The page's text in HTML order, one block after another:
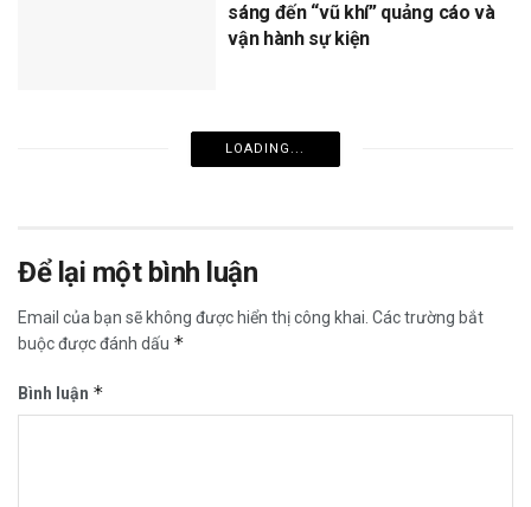
sáng đến “vũ khí” quảng cáo và
vận hành sự kiện
LOADING...
Để lại một bình luận
Email của bạn sẽ không được hiển thị công khai. Các trường bắt
buộc được đánh dấu *
Bình luận *